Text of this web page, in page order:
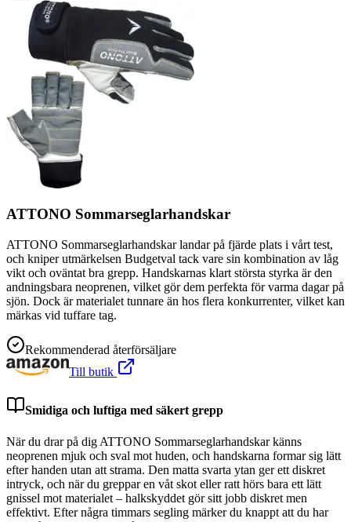
ATTONO Sommarseglarhandskar
ATTONO Sommarseglarhandskar landar på fjärde plats i vårt test,
och kniper utmärkelsen Budgetval tack vare sin kombination av låg
vikt och oväntat bra grepp. Handskarnas klart största styrka är den
andningsbara neoprenen, vilket gör dem perfekta för varma dagar på
sjön. Dock är materialet tunnare än hos flera konkurrenter, vilket kan
märkas vid tuffare tag.
Rekommenderad återförsäljare
Till butik
Smidiga och luftiga med säkert grepp
När du drar på dig ATTONO Sommarseglarhandskar känns
neoprenen mjuk och sval mot huden, och handskarna formar sig lätt
efter handen utan att strama. Den matta svarta ytan ger ett diskret
intryck, och när du greppar en våt skot eller ratt hörs bara ett lätt
gnissel mot materialet – halkskyddet gör sitt jobb diskret men
effektivt. Efter några timmars segling märker du knappt att du har